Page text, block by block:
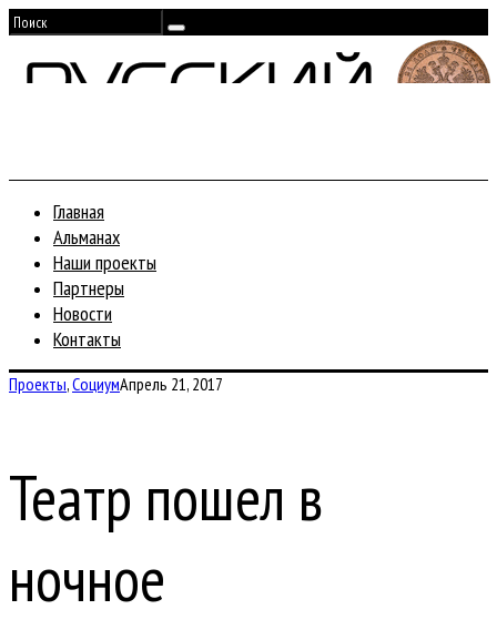
Главная
Альманах
Наши проекты
Партнеры
Новости
Контакты
Проекты,СоциумАпрель 21, 2017
Театр пошел в
ночное